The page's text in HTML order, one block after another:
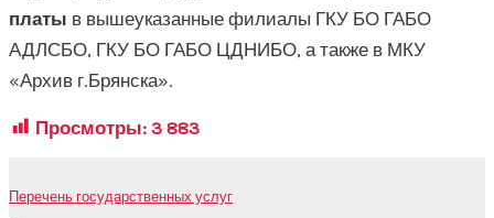
платы в вышеуказанные филиалы ГКУ БО ГАБО
АДЛСБО, ГКУ БО ГАБО ЦДНИБО, а также в МКУ
«Архив г.Брянска».
Просмотры: 3 883
Перечень государственных услуг